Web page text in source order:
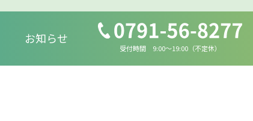
お知らせ
受付時間 9:00～19:00（不定休）